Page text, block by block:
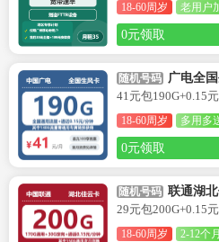
18-60周岁 老用户
0元领取
随机号码 广电全
41元包190G+0.15
18-60周岁 多用多
0元领取
随机号码 联通湖
29元包200G+0.15
18-60周岁 2-12个